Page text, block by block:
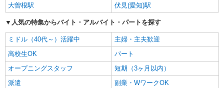
大曽根駅
伏見(愛知)駅
人気の特集からバイト・アルバイト・パートを探す
ミドル（40代～）活躍中
主婦・主夫歓迎
高校生OK
パート
オープニングスタッフ
短期（3ヶ月以内）
派遣
副業・WワークOK